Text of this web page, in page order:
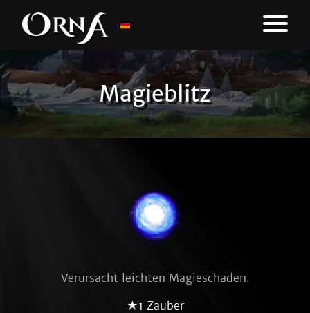
Magieblitz
Verursacht leichten Magieschaden.
★1 Zauber